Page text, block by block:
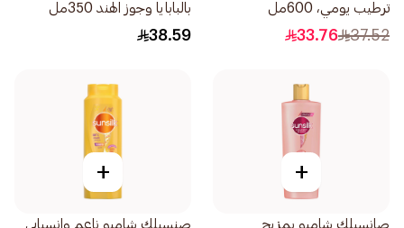
ترطيب يومي، 600مل
37.52
33.76
بالبابايا وجوز الهند 350مل
38.59
+
صانسيلك شامبو بمزيج
+
صنسيلك شامبو ناعم وانسيابي